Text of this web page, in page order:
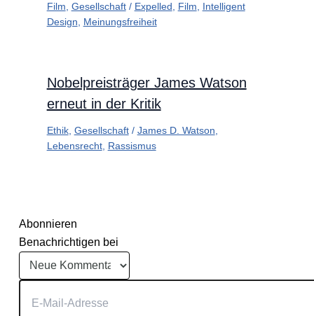
Film, Gesellschaft/ Expelled, Film, Intelligent
Design, Meinungsfreiheit
Nobelpreisträger James Watson
erneut in der Kritik
Ethik, Gesellschaft/ James D. Watson,
Lebensrecht, Rassismus
Abonnieren
Benachrichtigen bei